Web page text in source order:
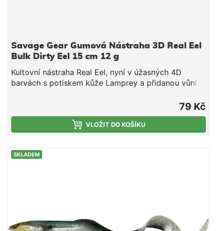
Savage Gear Gumová Nástraha 3D Real Eel
Bulk Dirty Eel 15 cm 12 g
Kultovní nástraha Real Eel, nyní v úžasných 4D
barvách s potiskem kůže Lamprey a přidanou vůní
skutečná kořist a dokáže vyprovokovat k útoku i
velmi opatrné dravce. Testování v terénu přineslo
fenomenální výsledky, tahle nástraha vás prostě
a trolling
79 Kč
VLOŽIT DO KOŠÍKU
SKLADEM